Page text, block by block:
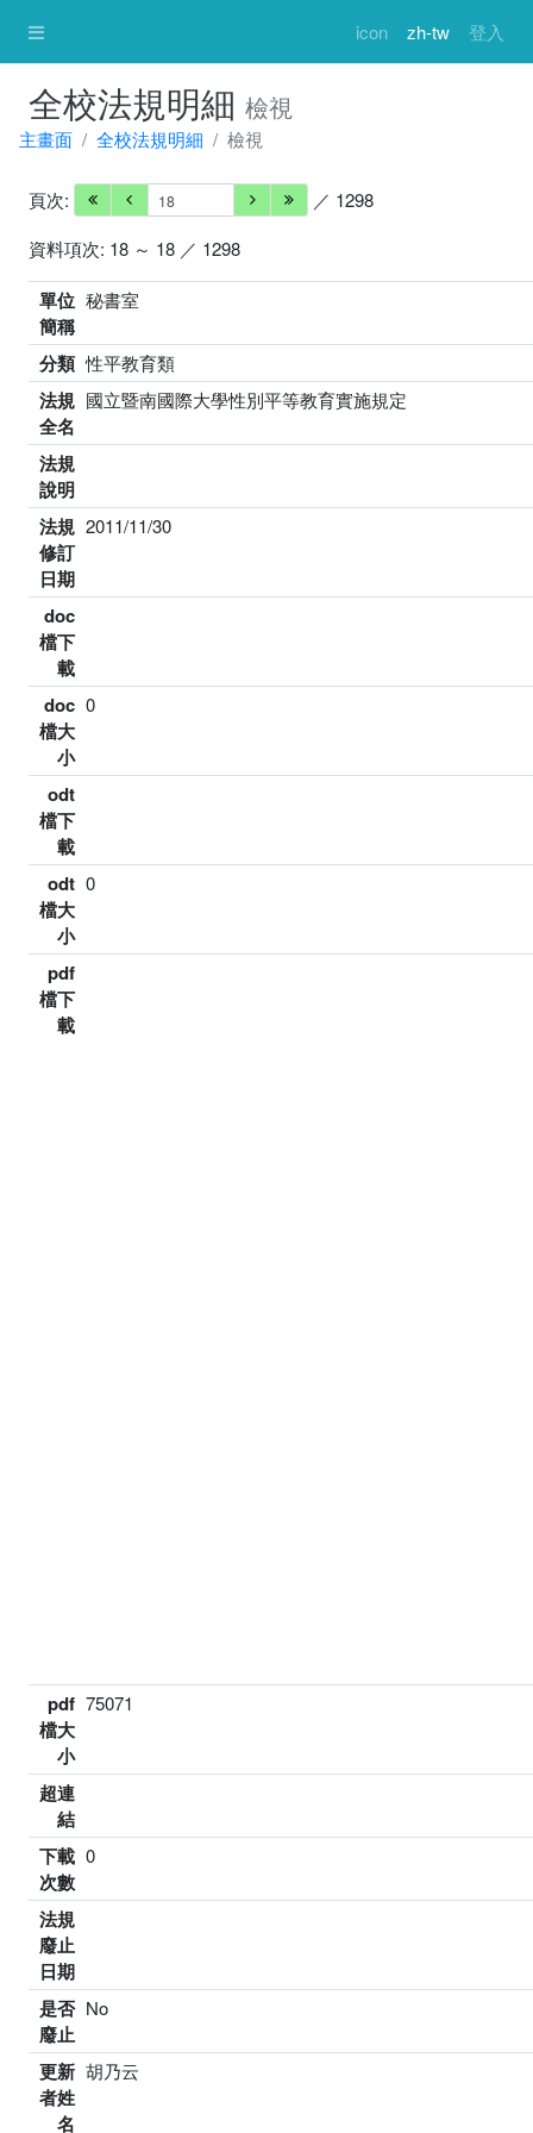
icon zh-tw 登入
全校法規明細 檢視
主畫面 全校法規明細 檢視
頁次:
／ 1298
資料項次: 18 ～ 18 ／ 1298
單位
簡稱
秘書室
分類 性平教育類
法規
全名
國立暨南國際大學性別平等教育實施規定
法規
說明
法規
修訂
日期
2011/11/30
doc
檔下
載
doc
檔大
小
0
odt
檔下
載
odt
檔大
小
0
pdf
檔下
載
pdf
檔大
小
75071
超連
結
下載
次數
0
法規
廢止
日期
是否
廢止
No
更新
者姓
名
胡乃云